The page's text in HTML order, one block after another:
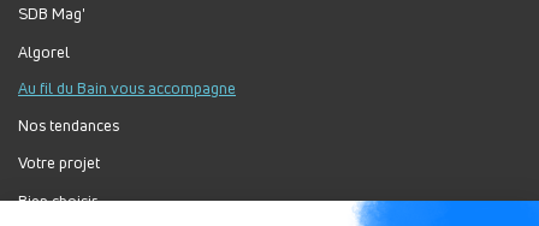
SDB Mag'
Algorel
Au fil du Bain vous accompagne
Nos tendances
Votre projet
Bien choisir